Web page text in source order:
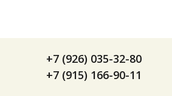
+7 (926) 035-32-80
+7 (915) 166-90-11